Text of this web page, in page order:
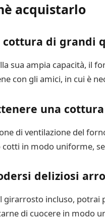
acquistarlo
cottura di grandi
sua ampia capacità, il
con gli amici, in cui è
una
di ventilazione del
cotti in modo uniforme,
deliziosi
girarrosto incluso,
di cuocere in modo